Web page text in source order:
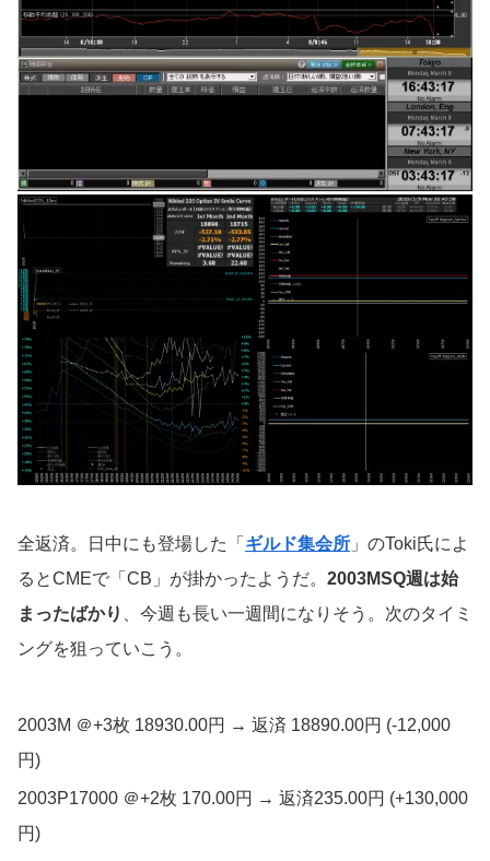
全返済。日中にも登場した「 ギルド集会所 」のToki氏によ
るとCMEで「CB」が掛かったようだ。 2003MSQ週は始
まったばかり
、今週も長い一週間になりそう。次のタイミ
ングを狙っていこう。
2003M ＠+3枚 18930.00円 → 返済 18890.00円 (-12,000
円)
2003P17000 ＠+2枚 170.00円 → 返済235.00円 (+130,000
円)